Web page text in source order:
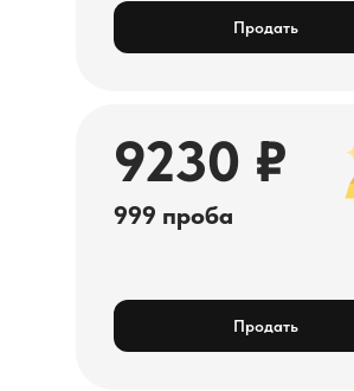
Продать
9230 ₽
999 проба
Продать